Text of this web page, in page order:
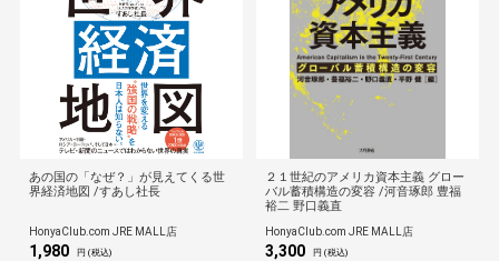
あの国の「なぜ？」が見えてくる世
界経済地図 /すあし社長
HonyaClub.com JRE MALL店
1,980 円 (税込)
２１世紀のアメリカ資本主義 グロー
バル蓄積構造の変容 /河音琢郎 豊福
裕二 野口義直
HonyaClub.com JRE MALL店
3,300 円 (税込)